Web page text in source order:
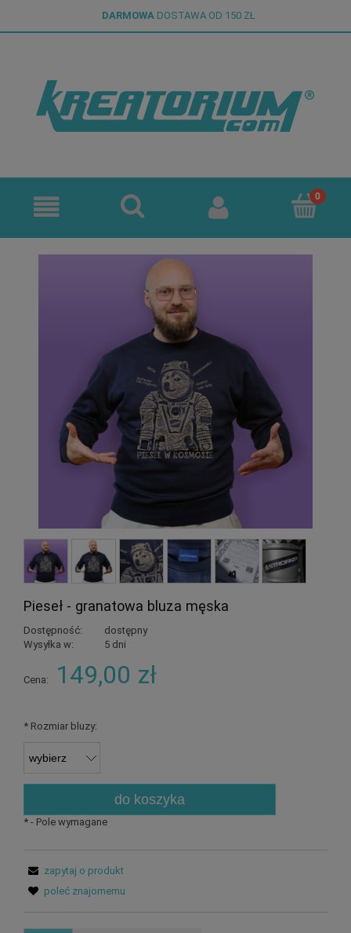
DARMOWA DOSTAWA OD 150 ZŁ
Pieseł - granatowa bluza męska
Dostępność:
dostępny
Wysyłka w:
5 dni
Cena: 149,00 zł
*Rozmiar bluzy:
do koszyka
*- Pole wymagane
zapytaj o produkt
poleć znajomemu